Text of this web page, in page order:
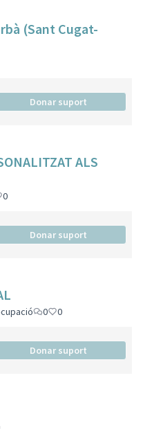
(Sant Cugat-
Donar suport
ALS
0
Donar suport
0 0
Donar suport